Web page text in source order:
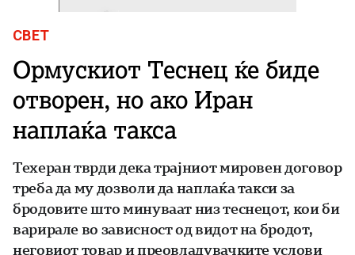
СВЕТ
Ормускиот Теснец ќе биде
отворен, но ако Иран
наплаќа такса
Техеран тврди дека трајниот мировен договор
треба да му дозволи да наплаќа такси за
бродовите што минуваат низ теснецот, кои би
варирале во зависност од видот на бродот,
неговиот товар и преовладувачките услови